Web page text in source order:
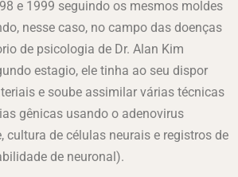
e 1999 seguindo os mesmos moldes
nesse caso, no campo das doenças
de psicologia de Dr. Alan Kim
estagio, ele tinha ao seu dispor
e soube assimilar várias técnicas
gênicas usando o adenovirus
cultura de células neurais e registros de
de neuronal).